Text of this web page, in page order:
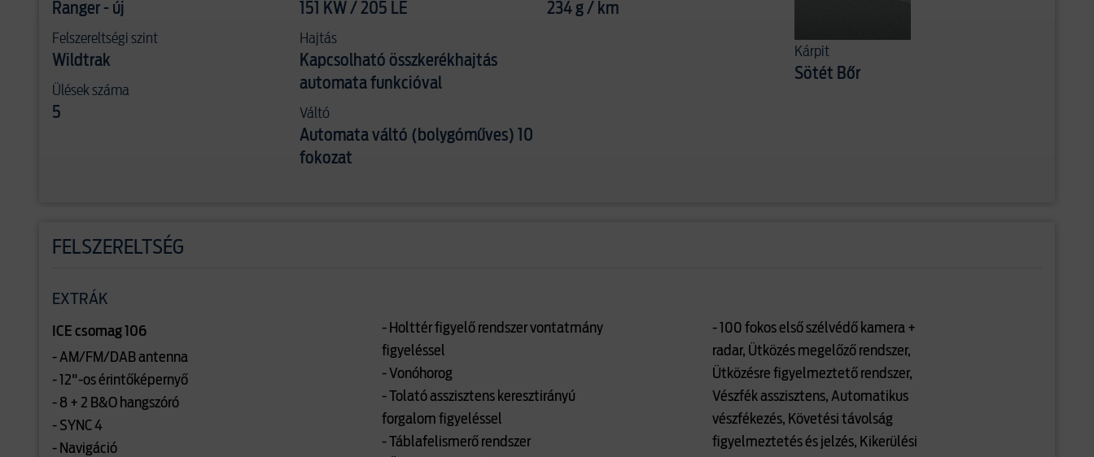
Ranger - új
Felszereltségi szint
Wildtrak
Ülések száma
5
151 KW / 205 LE
Hajtás
Kapcsolható összkerékhajtás
automata funkcióval
Váltó
Automata váltó (bolygóműves) 10
fokozat
234 g / km
Kárpit
Sötét Bőr
FELSZERELTSÉG
EXTRÁK
ICE csomag 106
- AM/FM/DAB antenna
- 12"-os érintőképernyő
- 8 + 2 B&O hangszóró
- SYNC 4
- Navigáció
- Holttér figyelő rendszer vontatmány
figyeléssel
- Vonóhorog
- Tolató asszisztens keresztirányú
forgalom figyeléssel
- Táblafelismerő rendszer
- 100 fokos első szélvédő kamera +
radar, Ütközés megelőző rendszer,
Ütközésre figyelmeztető rendszer,
Vészfék asszisztens, Automatikus
vészfékezés, Követési távolság
figyelmeztetés és jelzés, Kikerülési